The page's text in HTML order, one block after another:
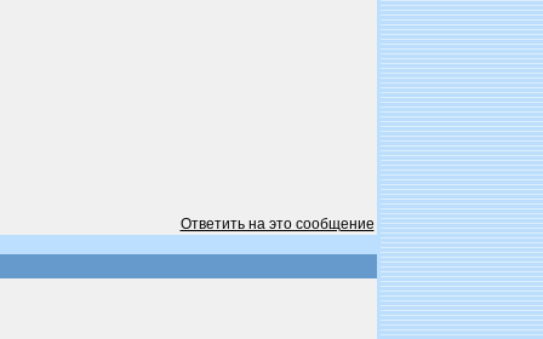
Ответить на это сообщение